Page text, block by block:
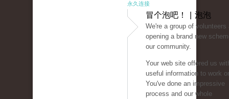
永久连接
冒个泡吧！ | 泡泡
We're a group of volunteers
opening a brand new
our community.
Your web site offered us
useful information to work
You've done an impressive
process and our whole